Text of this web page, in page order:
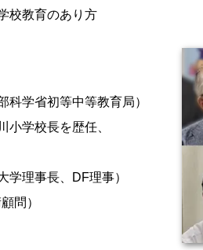
校教育のあり方
科学省初等中等教育局）
小学校長を歴任、
学理事長、
DF理事）
問）